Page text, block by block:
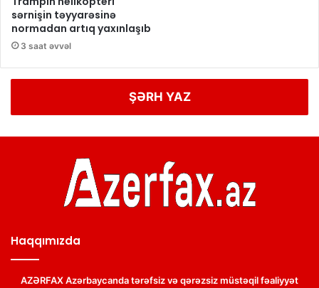
sərnişin təyyarəsinə
normadan artıq yaxınlaşıb
3 saat əvvəl
ŞƏRH YAZ
Haqqımızda
AZƏRFAX Azərbaycanda tərəfsiz və qərəzsiz müstəqil fəaliyyət